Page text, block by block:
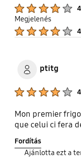
4
Megjelenés
4
ptitg
4
Mon premier
que celui ci fera
Fordítás
Ajánlotta ezt a